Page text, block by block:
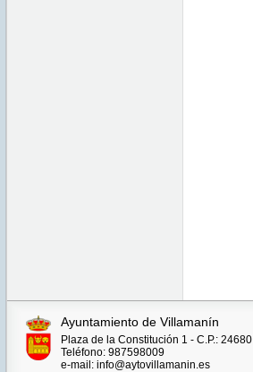
Ayuntamiento de Villamanín
Plaza de la Constitución 1 - C.P.:
Teléfono: 987598009
e-mail: info@aytovillamanin.es